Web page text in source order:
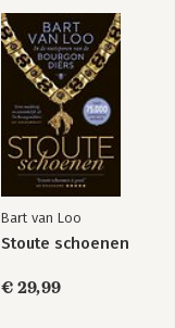
Bart van Loo
Stoute schoenen
€ 29,99